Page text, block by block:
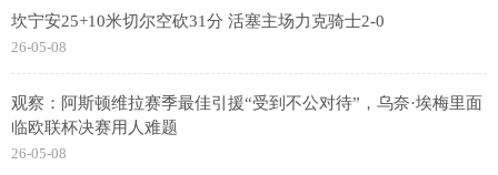
坎宁安25+10米切尔空砍31分 活塞主场力克骑士2-0
26-05-08
观察：阿斯顿维拉赛季最佳引援“受到不公对待”，乌奈·埃梅里面
临欧联杯决赛用人难题
26-05-08